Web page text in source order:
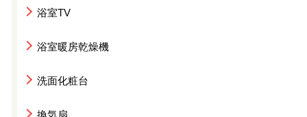
浴室TV
浴室暖房乾燥機
洗面化粧台
換気扇